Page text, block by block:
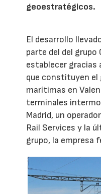
geoestratégicos.
El desarrollo
parte del del grupo
establecer gracias
que constituyen el
marítimas en
terminales
Madrid, un
Rail Services y la
grupo, la empresa